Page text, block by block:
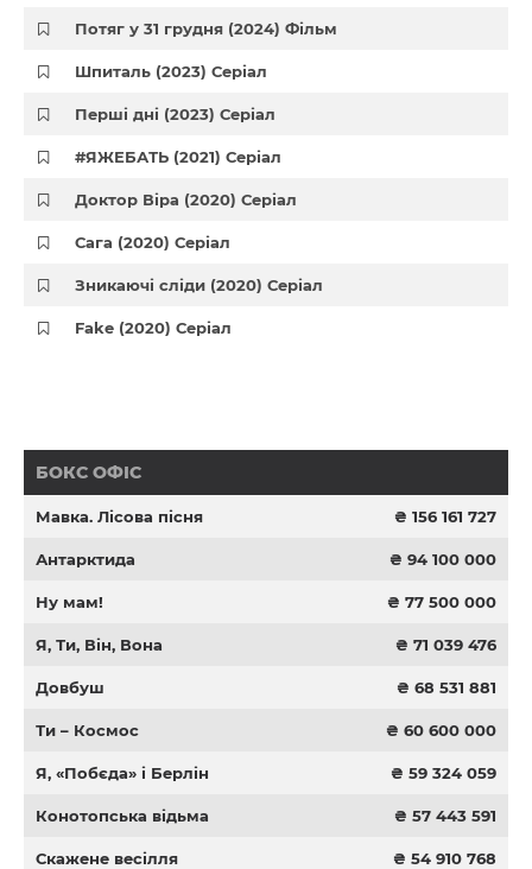
Потяг у 31 грудня (2024) Фільм
Шпиталь (2023) Серіал
Перші дні (2023) Серіал
#ЯЖЕБАТЬ (2021) Серіал
Доктор Віра (2020) Серіал
Сага (2020) Серіал
Зникаючі сліди (2020) Серіал
Fake (2020) Серіал
БОКС ОФІС
Мавка. Лісова пісня ₴ 156 161 727
Антарктида ₴ 94 100 000
Ну мам! ₴ 77 500 000
Я, Ти, Він, Вона ₴ 71 039 476
Довбуш ₴ 68 531 881
Ти – Космос ₴ 60 600 000
Я, «Побєда» і Берлін ₴ 59 324 059
Конотопська відьма ₴ 57 443 591
Скажене весілля ₴ 54 910 768